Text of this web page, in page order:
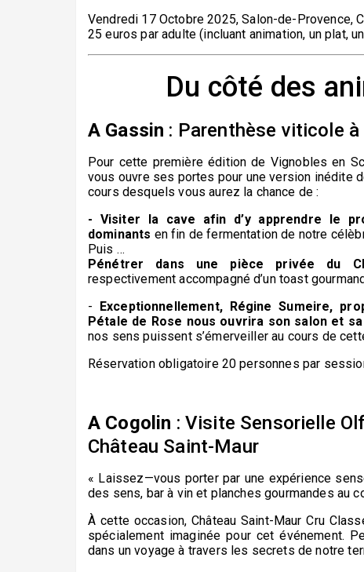
Vendredi 17 Octobre 2025, Salon-de-Provence,
25 euros par adulte (incluant animation, unplat,
Du côté des
A Gassin : Parenthèse viticole
Pour cette première édition de Vignobles en
vous ouvre ses portes pour une version inédite
cours desquels vous aurez la chance de :
- Visiter la cave afin d’y apprendre le
dominants en fin de fermentation de notre
Puis …
Pénétrer dans une pièce privée du
respectivementaccompagné d’un toast
- Exceptionnellement, Régine Sumeire,
Pétale de Rose nous ouvrira son salon et
nos sens puissent s’émerveiller au cours de
Réservation obligatoire 20 personnes par
A Cogolin : Visite Sensorielle
Château Saint-Maur
« Laissez—vous porter par une expérience
des sens, bar à vin et planches gourmandes au
À cette occasion, Château Saint-Maur Cru
spécialement imaginée pour cet événement.
dans un voyage à travers les secrets de notre